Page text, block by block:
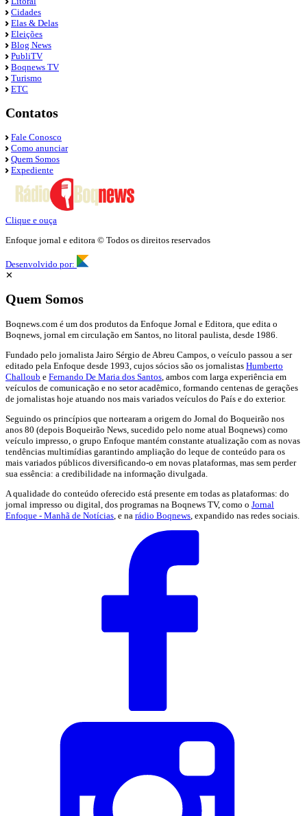
Cidades
Elas & Delas
Eleições
Blog News
PubliTV
Boqnews TV
Turismo
ETC
Contatos
Fale Conosco
Como anunciar
Quem Somos
Expediente
Clique e ouça
Enfoque jornal e editora © Todos os direitos reservados
Desenvolvido por:
✕
Quem Somos
Boqnews.com é um dos produtos da Enfoque Jornal e Editora, que edita o
Boqnews, jornal em circulação em Santos, no litoral paulista, desde 1986.
Fundado pelo jornalista Jairo Sérgio de Abreu Campos, o veículo passou a ser
editado pela Enfoque desde 1993, cujos sócios são os jornalistas Humberto
Challoub e Fernando De Maria dos Santos , ambos com larga experiência em
veículos de comunicação e no setor acadêmico, formando centenas de gerações
de jornalistas hoje atuando nos mais variados veículos do País e do exterior.
Seguindo os princípios que nortearam a origem do Jornal do Boqueirão nos
anos 80 (depois Boqueirão News, sucedido pelo nome atual Boqnews) como
veículo impresso, o grupo Enfoque mantém constante atualização com as novas
tendências multimídias garantindo ampliação do leque de conteúdo para os
mais variados públicos diversificando-o em novas plataformas, mas sem perder
sua essência: a credibilidade na informação divulgada.
A qualidade do conteúdo oferecido está presente em todas as plataformas: do
jornal impresso ou digital, dos programas na Boqnews TV, como o Jornal
Enfoque - Manhã de Notícias , e na rádio Boqnews , expandido nas redes sociais.